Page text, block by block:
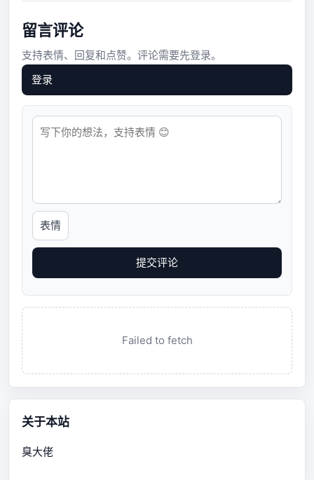
留言评论
支持表情、回复和点赞。评论需要先登录。
登录
表情
提交评论
Failed to fetch
关于本站
臭大佬